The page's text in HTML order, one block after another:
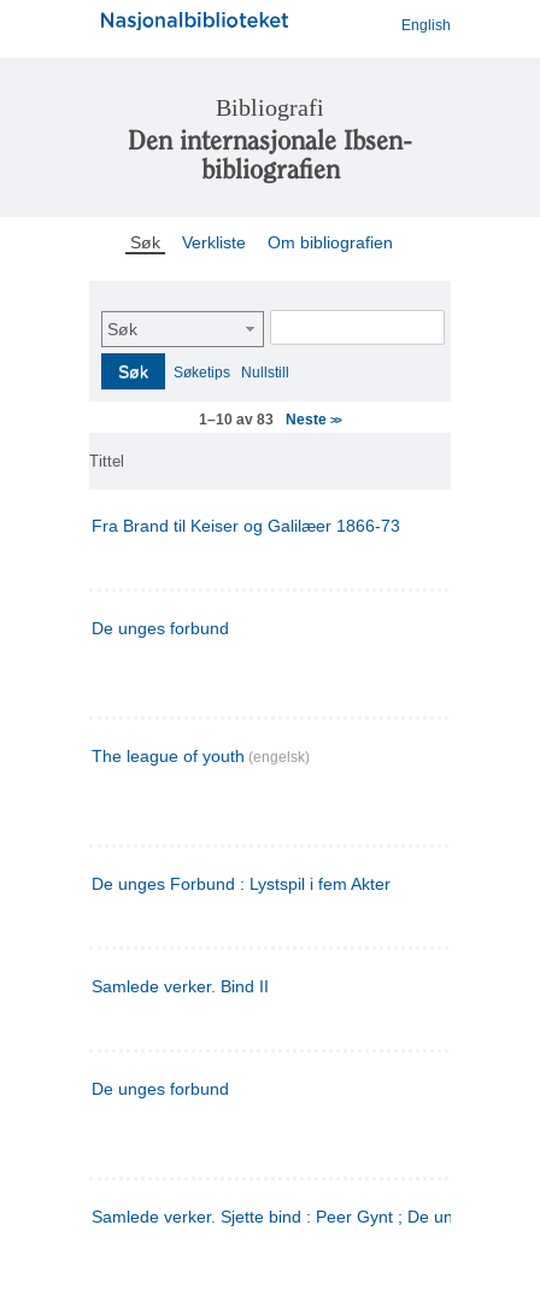
English
Bibliografi
Den internasjonale Ibsen-
bibliografien
Søk Verkliste Om bibliografien
Søk
Søk Søketips Nullstill
1–10 av 83 Neste>>
Tittel
Fra Brand til Keiser og Galilæer 1866-73
De unges forbund
The league of youth (engelsk)
De unges Forbund : Lystspil i fem Akter
Samlede verker. Bind II
De unges forbund
Samlede verker. Sjette bind : Peer Gynt ; De unges